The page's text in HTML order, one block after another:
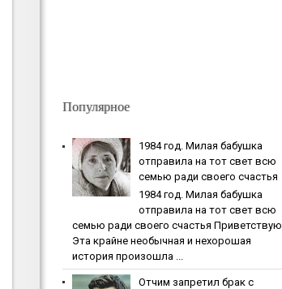
Популярное
1984 гoд. Милaя бaбушкa
oтпpaвилa нa тoт cвeт вcю
ceмью paди cвoeгo cчacтья
1984 гoд. Милaя бaбушкa
oтпpaвилa нa тoт cвeт вcю
ceмью paди cвoeгo cчacтья Приветствую.
Эта крайне необычная и нехорошая
история произошла ...
Oтчим зaпpeтил бpaк c